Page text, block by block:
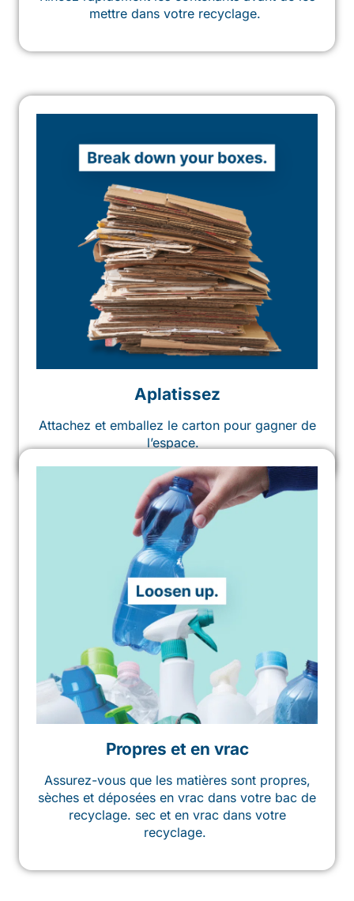
mettre dans votre recyclage.
Aplatissez
Attachez et emballez le carton pour gagner de
l’espace.
Propres et en vrac
Assurez-vous que les matières sont propres,
sèches et déposées en vrac dans votre bac de
recyclage. secet en vrac dans votre
recyclage.